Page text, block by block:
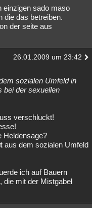
einzigen sado maso
die das betreiben.
der seite aus
26.01.2009 um 23:42
sozialen Umfeld in
bei der sexuellen
verschluckt!
Heldensage?
aus dem sozialen Umfeld
ich auf Bauern
die mit der Mistgabel